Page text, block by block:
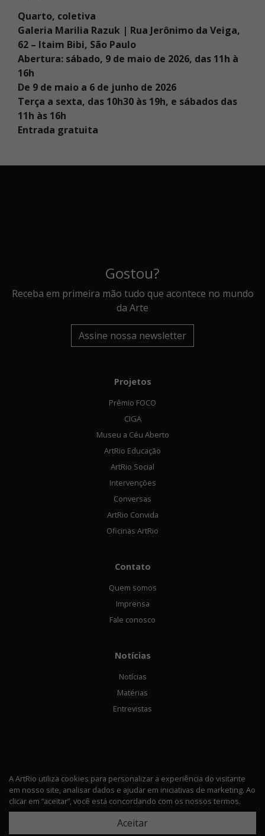
Quarto, coletiva
Galeria Marilia Razuk | Rua Jerônimo da Veiga,
62 – Itaim Bibi, São Paulo
Abertura: sábado, 9 de maio de 2026, das 11h à
16h
De 9 de maio a 6 de junho de 2026
Terça a sexta, das 10h30 às 19h, e sábados das
11h às 16h
Entrada gratuita
Gostou?
Receba em primeira mão tudo que acontece no mundo
da Arte
Assine nossa newsletter
Projetos
Prêmio FOCO
CIGA
Museu a Céu Aberto
ArtRio Educação
ArtRio Social
Intervenções
Conversas
ArtRio Convida
Oficinas ArtRio
Contato
Quem somos
Imprensa
Fale conosco
Notícias
Notícias
Matérias
Entrevistas
Política de privacidade
A ArtRio utiliza cookies para personalizar a experiência do visitante
em nosso site, analisar dados e ajudar em iniciativas de marketing. Ao
clicar em “aceitar”, você está concordando com os nossos termos.
Aceitar